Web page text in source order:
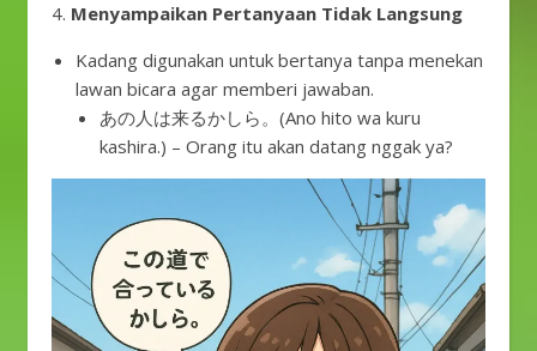
4. Menyampaikan Pertanyaan Tidak Langsung
Kadang digunakan untuk bertanya tanpa menekan
lawan bicara agar memberi jawaban.
あの人は来るかしら。(Ano hito wa kuru
kashira.) – Orang itu akan datang nggak ya?